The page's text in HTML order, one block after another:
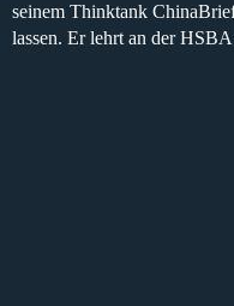
seinem Thinktank
lassen. Er lehrt an der